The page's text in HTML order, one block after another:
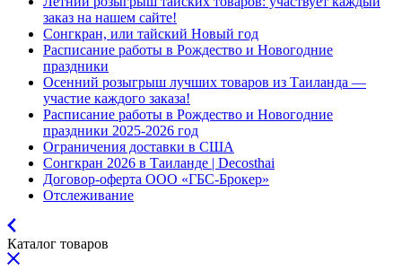
заказ на нашем сайте!
Сонгкран, или тайский Новый год
Расписание работы в Рождество и Новогодние
праздники
Осенний розыгрыш лучших товаров из Таиланда —
участие каждого заказа!
Расписание работы в Рождество и Новогодние
праздники 2025-2026 год
Ограничения доставки в США
Сонгкран 2026 в Таиланде | Decosthai
Договор-оферта ООО «ГБС-Брокер»
Отслеживание
Каталог товаров